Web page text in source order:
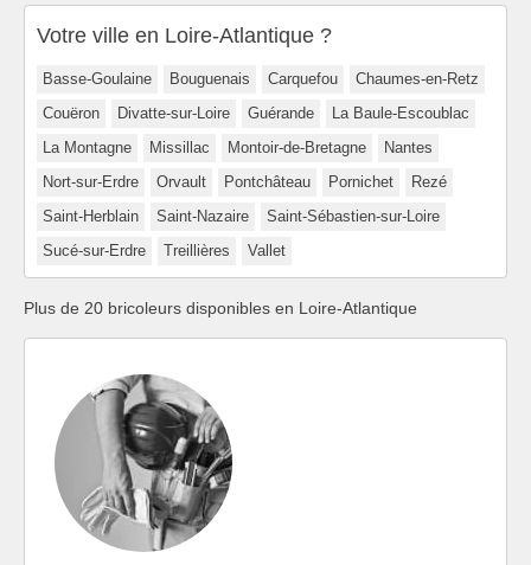
Votre ville en Loire-Atlantique ?
Basse-Goulaine Bouguenais Carquefou
Chaumes-en-Retz
Couëron
Divatte-sur-Loire Guérande
La Baule-Escoublac
La Montagne
Missillac Montoir-de-Bretagne
Nantes
Nort-sur-Erdre
Orvault Pontchâteau Pornichet
Rezé
Saint-Herblain
Saint-Nazaire
Saint-Sébastien-sur-Loire
Sucé-sur-Erdre
Treillières Vallet
Plus de 20 bricoleurs disponibles en Loire-Atlantique